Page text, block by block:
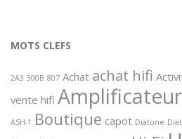
MOTS CLEFS
2A3 300B 807 Achat achat hifi
vente hifi Amplificateur
ASH-1 Boutique capot Diatone